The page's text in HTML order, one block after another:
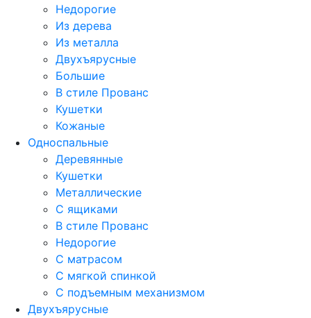
Недорогие
Из дерева
Из металла
Двухъярусные
Большие
В стиле Прованс
Кушетки
Кожаные
Односпальные
Деревянные
Кушетки
Металлические
С ящиками
В стиле Прованс
Недорогие
С матрасом
С мягкой спинкой
С подъемным механизмом
Двухъярусные